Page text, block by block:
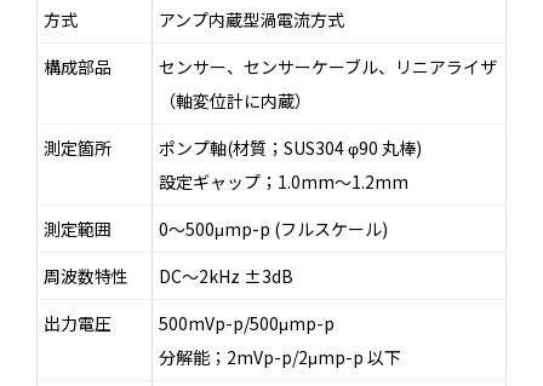
方式
アンプ内蔵型渦電流方式
構成部品
センサー、センサーケーブル、リニアライザ
（軸変位計に内蔵）
測定箇所
ポンプ軸(材質；SUS304 φ90 丸棒)
設定ギャップ；1.0mm～1.2mm
測定範囲
0～500μmp-p (フルスケール)
周波数特性
DC～2kHz ±3dB
出力電圧
500mVp-p/500μmp-p
分解能；2mVp-p/2μmp-p 以下